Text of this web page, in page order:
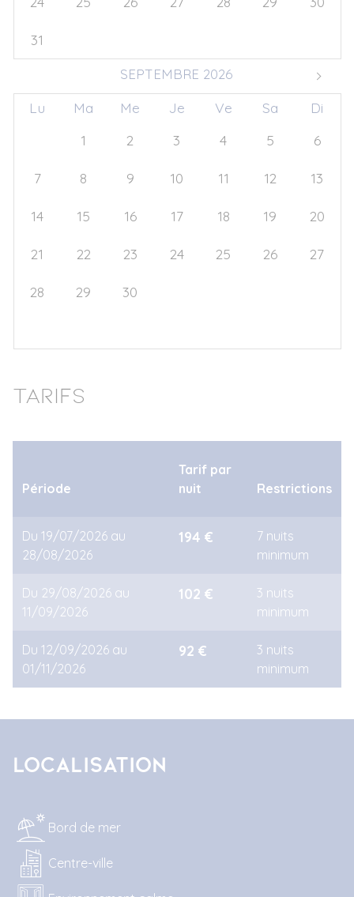
31
SEPTEMBRE 2026
Lu Ma Me Je Ve Sa
Di
1 2 3 4 5 6
7 8 9 10 11 12 13
14 15 16 17 18 19 20
21 22 23 24 25 26 27
28 29 30
Tarifs
Période
Tarif par
nuit
Restrictions
Du 19/07/2026 au
28/08/2026
194 €
7 nuits
minimum
Du 29/08/2026 au
11/09/2026
102 €
3 nuits
minimum
Du 12/09/2026 au
01/11/2026
92 €
3 nuits
minimum
Localisation
Bord de mer
Centre-ville